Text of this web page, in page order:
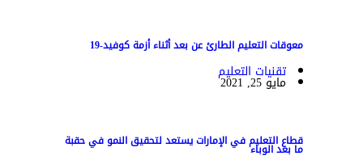
معوقات التعليم الطارئ عن بعد أثناء أزمة كوفيد-19
تقنيات التعليم
مايو 25, 2021
قطاع التعليم في الإمارات يستعد لتحقيق النمو في حقبة
ما بعد الوباء